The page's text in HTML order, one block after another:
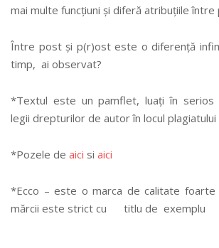
mai multe funcțiuni și diferă atribuțiile între
Între post și p(r)ost este o diferență
timp, ai observat?
*Textul este un pamflet, luați în serios
legii drepturilor de autor în locul plagiatului
*Pozele de aici si aici
*Ecco – este o marca de calitate
mărcii este strict cu titlu de exemplu